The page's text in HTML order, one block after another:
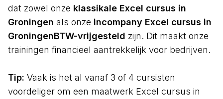
dat zowel onze klassikale Excel cursus in
Groningen als onze incompany Excel cursus in
GroningenBTW-vrijgesteld zijn. Dit maakt onze
trainingen financieel aantrekkelijk voor bedrijven.
Tip: Vaak is het al vanaf 3 of 4 cursisten
voordeliger om een maatwerk Excel cursus in